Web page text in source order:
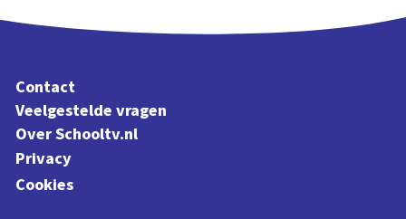
Contact
Veelgestelde vragen
Over Schooltv.nl
Privacy
Cookies